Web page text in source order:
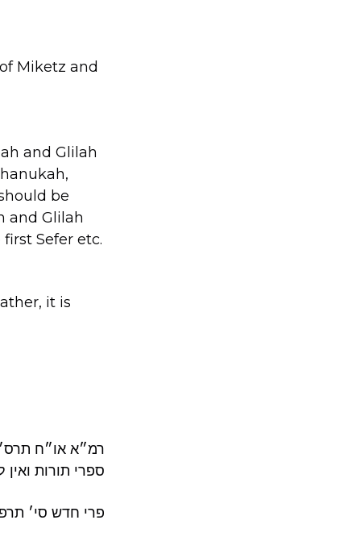
Miketz and
and Glilah
be
and Glilah
Sefer etc.
it is
רמ״א או״ח
ספרי תורות
פרי חדש סי׳